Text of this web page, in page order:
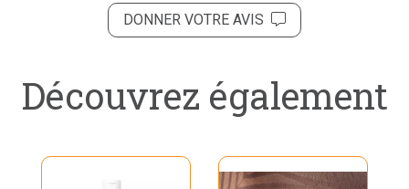
DONNER VOTRE AVIS
Découvrez également